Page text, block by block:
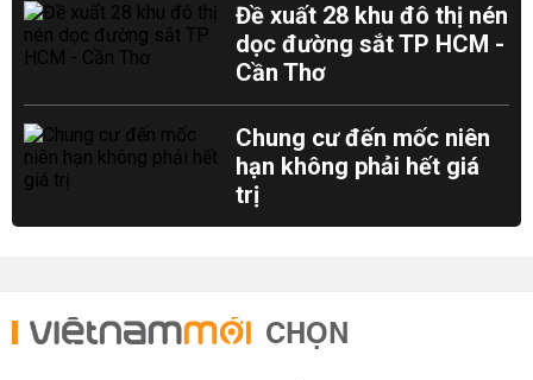
Đề xuất 28 khu đô thị nén
dọc đường sắt TP HCM -
Cần Thơ
Chung cư đến mốc niên
hạn không phải hết giá
trị
CHỌN